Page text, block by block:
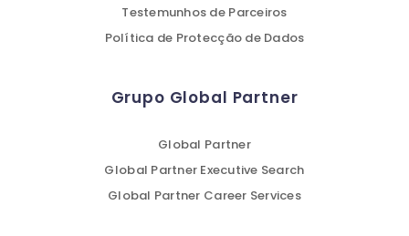
Testemunhos de Parceiros
Política de Protecção de Dados
Grupo Global Partner
Global Partner
Global Partner Executive Search
Global Partner Career Services